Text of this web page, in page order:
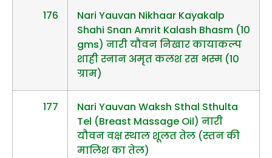
176
Nari Yauvan Nikhaar Kayakalp
Shahi Snan Amrit Kalash Bhasm (10
gms) नारी यौवन निखार कायाकल्प
शाही स्नान अमृत कलश रस भस्म (10
ग्राम)
177
Nari Yauvan Waksh Sthal Sthulta
Tel (Breast Massage Oil) नारी
यौवन वक्ष स्थाल शूलत तेल (स्तन की
मालिश का तेल)